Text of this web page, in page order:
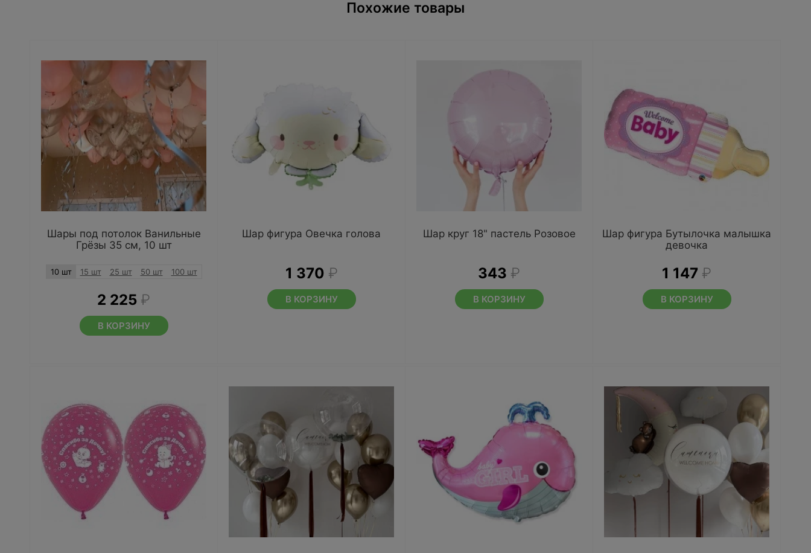
Похожие товары
Шары под потолок Ванильные
Грёзы 35 см, 10 шт
10 шт 15 шт 25 шт 50 шт 100 шт
2 225 ₽
В КОРЗИНУ
Шар фигура Овечка голова
1 370 ₽
В КОРЗИНУ
Шар круг 18" пастель Розовое
343 ₽
В КОРЗИНУ
Шар фигура Бутылочка малышка
девочка
1 147 ₽
В КОРЗИНУ